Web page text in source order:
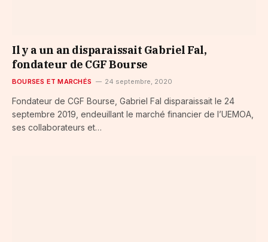
Il y a un an disparaissait Gabriel Fal,
fondateur de CGF Bourse
BOURSES ET MARCHÉS 24 septembre, 2020
Fondateur de CGF Bourse, Gabriel Fal disparaissait le 24
septembre 2019, endeuillant le marché financier de l’UEMOA,
ses collaborateurs et…